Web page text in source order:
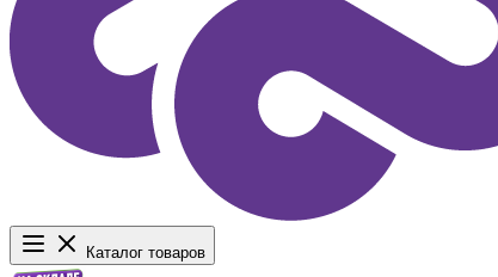
Каталог товаров